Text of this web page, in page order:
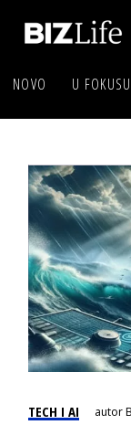
NOVO U FOKUSU
TECH I AI autor